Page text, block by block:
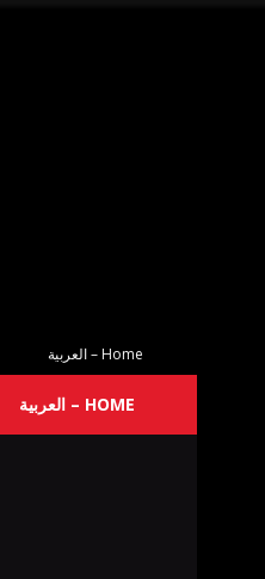
Home – العربية
HOME – العربية